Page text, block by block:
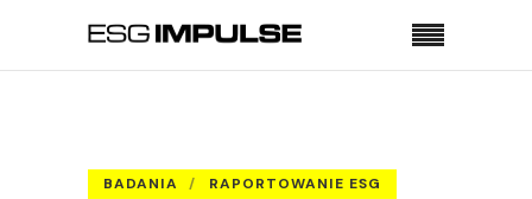
BADANIA RAPORTOWANIE ESG